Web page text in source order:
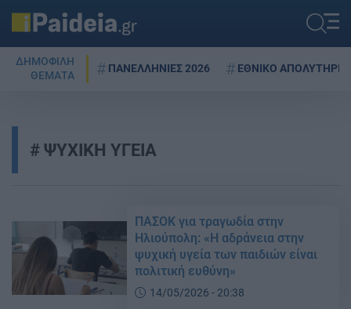
ΔΗΜΟΦΙΛΗ
ΘΕΜΑΤΑ
ΠΑΝΕΛΛΗΝΙΕΣ 2026 ΕΘΝΙΚΟ ΑΠΟΛΥΤΗΡΙΟ
ΨΥΧΙΚΗ ΥΓΕΙΑ
ΠΑΣΟΚ για τραγωδία στην
Ηλιούπολη: «Η αδράνεια στην
ψυχική υγεία των παιδιών είναι
πολιτική ευθύνη»
14/05/2026 - 20:38